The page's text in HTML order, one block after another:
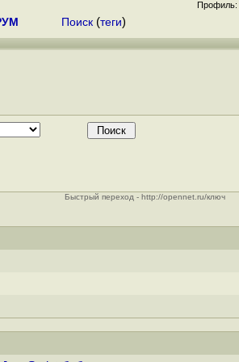
Профиль:
Поиск (теги)
Быстрый переход - http://opennet.ru/ключ